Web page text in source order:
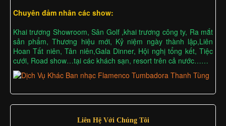
Chuyên đảm nhân các show:
Khai trương Showroom, Sân Golf ,khai trương công ty, Ra mắt
sản phẩm, Thương hiệu mới, Kỷ niệm ngày thành lập,Liên
Hoan Tất niên, Tân niên,Gala Dinner, Hội nghị tổng kết, Tiệc
cưới, Road show…tại các khách sạn, resort trên cả nước……
Liên Hệ Với Chúng Tôi